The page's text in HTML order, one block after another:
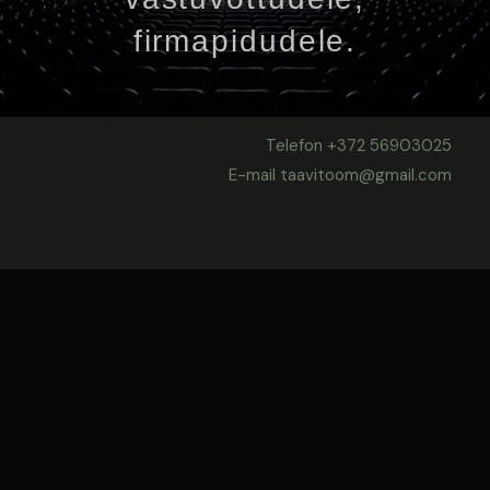
firmapidudele.
Telefon +372 56903025
E-mail taavitoom@gmail.com